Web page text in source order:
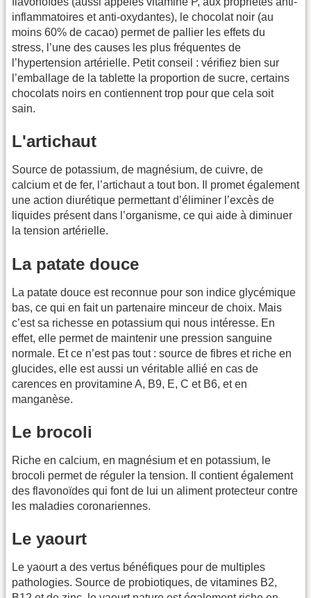
inflammatoires et anti-oxydantes), le chocolat noir (au
moins 60% de cacao) permet de pallier les effets du
stress, l’une des causes les plus fréquentes de
l’hypertension artérielle. Petit conseil : vérifiez bien sur
l’emballage de la tablette la proportion de sucre, certains
chocolats noirs en contiennent trop pour que cela soit
sain.
L'artichaut
Source de potassium, de magnésium, de cuivre, de
calcium et de fer, l’artichaut a tout bon. Il promet également
une action diurétique permettant d’éliminer l’excès de
liquides présent dans l’organisme, ce qui aide à diminuer
la tension artérielle.
La patate douce
La patate douce est reconnue pour son indice glycémique
bas, ce qui en fait un partenaire minceur de choix. Mais
c’est sa richesse en potassium qui nous intéresse. En
effet, elle permet de maintenir une pression sanguine
normale. Et ce n’est pas tout : source de fibres et riche en
glucides, elle est aussi un véritable allié en cas de
carences en provitamine A, B9, E, C et B6, et en
manganèse.
Le brocoli
Riche en calcium, en magnésium et en potassium, le
brocoli permet de réguler la tension. Il contient également
des flavonoïdes qui font de lui un aliment protecteur contre
les maladies coronariennes.
Le yaourt
Le yaourt a des vertus bénéfiques pour de multiples
pathologies. Source de probiotiques, de vitamines B2,